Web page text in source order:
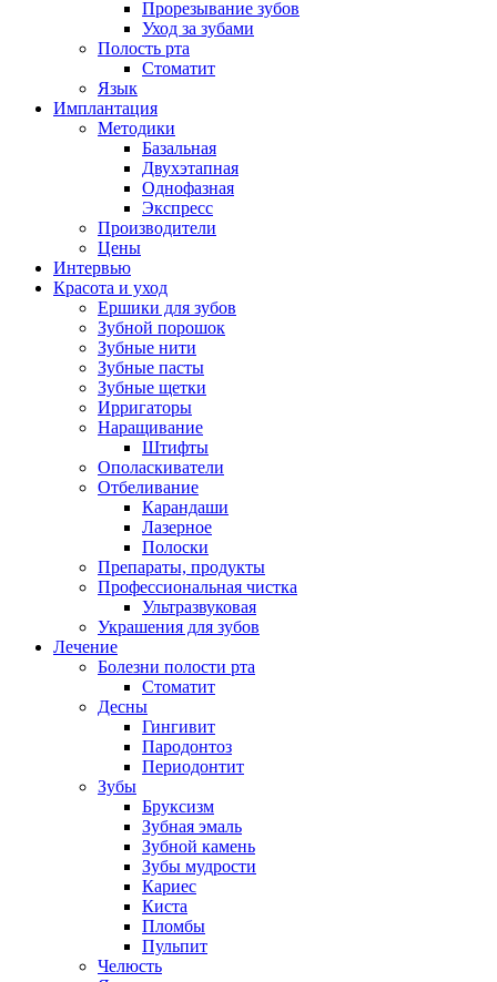
Прорезывание зубов
Уход за зубами
Полость рта
Стоматит
Язык
Имплантация
Методики
Базальная
Двухэтапная
Однофазная
Экспресс
Производители
Цены
Интервью
Красота и уход
Ершики для зубов
Зубной порошок
Зубные нити
Зубные пасты
Зубные щетки
Ирригаторы
Наращивание
Штифты
Ополаскиватели
Отбеливание
Карандаши
Лазерное
Полоски
Препараты, продукты
Профессиональная чистка
Ультразвуковая
Украшения для зубов
Лечение
Болезни полости рта
Стоматит
Десны
Гингивит
Пародонтоз
Периодонтит
Зубы
Бруксизм
Зубная эмаль
Зубной камень
Зубы мудрости
Кариес
Киста
Пломбы
Пульпит
Челюсть